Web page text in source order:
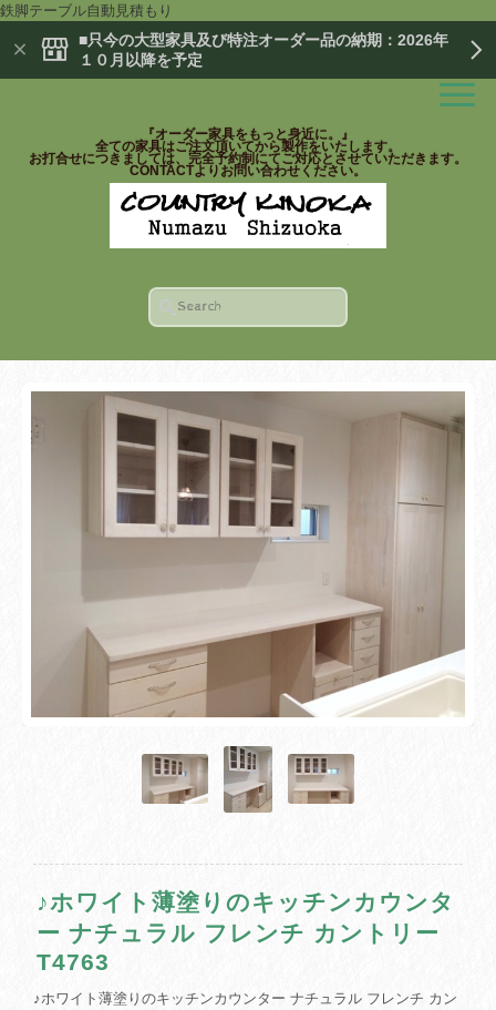
鉄脚テーブル自動見積もり
■只今の大型家具及び特注オーダー品の納期：2026年
１０月以降を予定
『オーダー家具をもっと身近に。』
全ての家具はご注文頂いてから製作をいたします。
お打合せにつきましては、完全予約制にてご対応とさせていただきます。
CONTACTよりお問い合わせください。
♪ホワイト薄塗りのキッチンカウンタ
ー ナチュラル フレンチ カントリー
T4763
♪ホワイト薄塗りのキッチンカウンター ナチュラル フレンチ カン